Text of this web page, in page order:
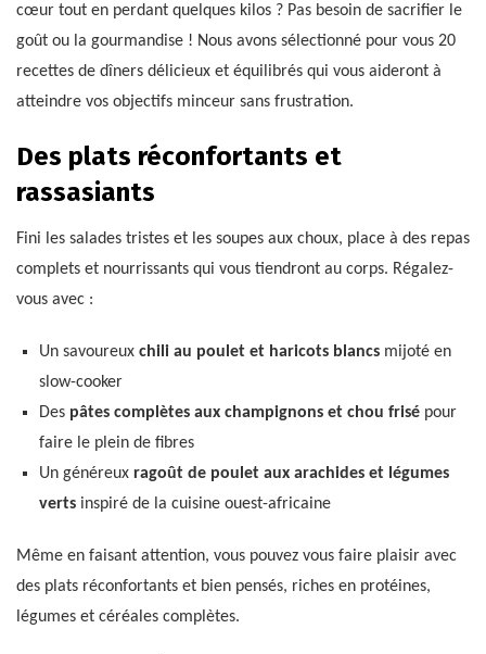
cœur tout en perdant quelques kilos ? Pas besoin de sacrifier le
goût ou la gourmandise ! Nous avons sélectionné pour vous 20
recettes de dîners délicieux et équilibrés qui vous aideront à
atteindre vos objectifs minceur sans frustration.
Des plats réconfortants et
rassasiants
Fini les salades tristes et les soupes aux choux, place à des repas
complets et nourrissants qui vous tiendront au corps. Régalez-
vous avec :
Un savoureux chili au poulet et haricots blancsmijoté en
slow-cooker
Des pâtes complètes aux champignons et chou frisépour
faire le plein de fibres
Un généreux ragoût de poulet aux arachides et légumes
vertsinspiré de la cuisine ouest-africaine
Même en faisant attention, vous pouvez vous faire plaisir avec
des plats réconfortants et bien pensés, riches en protéines,
légumes et céréales complètes.